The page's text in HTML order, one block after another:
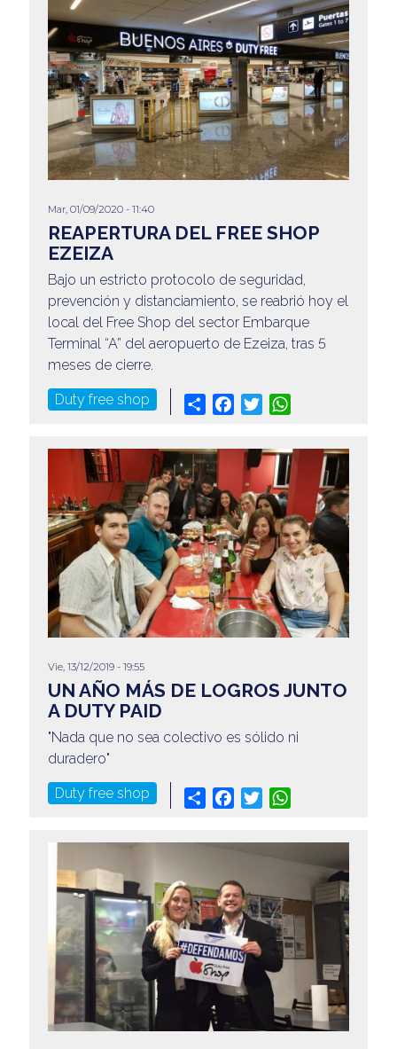
Mar, 01/09/2020 - 11:40
REAPERTURA DEL FREE SHOP
EZEIZA
Bajo un estricto protocolo de seguridad,
prevención y distanciamiento, se reabrió hoy el
local del Free Shop del sector Embarque
Terminal “A” del aeropuerto de Ezeiza, tras 5
meses de cierre.
Duty free shop Share Facebook
Twitter
Vie, 13/12/2019 - 19:55
UN AÑO MÁS DE LOGROS JUNTO
A DUTY PAID
"Nada que no sea colectivo es sólido ni
duradero"
Duty free shop Share Facebook
Twitter